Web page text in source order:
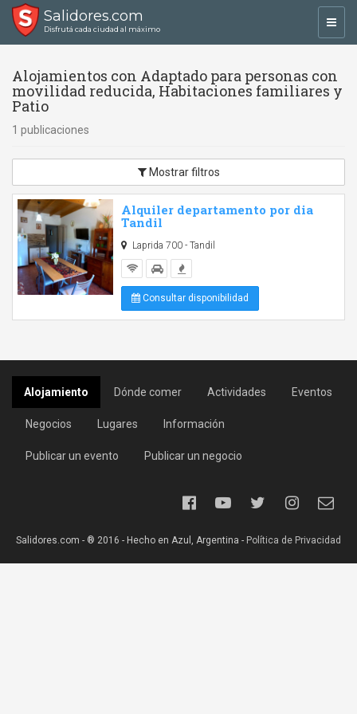
Salidores.com
Disfrutá cada ciudad al máximo
Alojamientos con Adaptado para personas con
movilidad reducida, Habitaciones familiares y
Patio
1 publicaciones
Mostrar filtros
Alquiler departamento por dia
Tandil
Laprida 700 - Tandil
Consultar disponibilidad
Alojamiento Dónde comer Actividades Eventos
Negocios Lugares Información
Publicar un evento Publicar un negocio
Salidores.com - ® 2016 - Hecho en Azul, Argentina - Política de Privacidad